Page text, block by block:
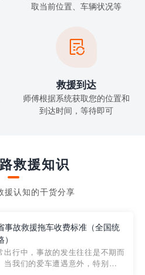
取当前位置、车辆状况等

救援到达
师傅根据系统获取您的位置和
到达时间，等待即可
救援知识
援认知的干货分享
事故救援拖车收费标准（全国统
出行中，事故的发生往往是不期而
当我们的爱车遭遇意外，特别是在